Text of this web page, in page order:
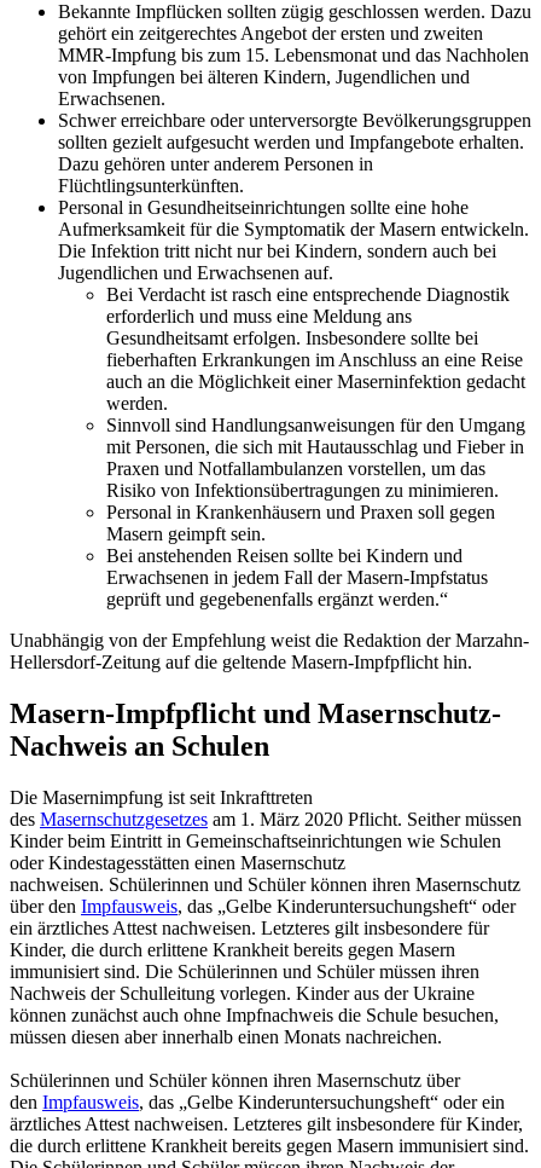
Bekannte Impflücken sollten zügig geschlossen werden. Dazu
gehört ein zeitgerechtes Angebot der ersten und zweiten
MMR-Impfung bis zum 15. Lebensmonat und das Nachholen
von Impfungen bei älteren Kindern, Jugendlichen und
Erwachsenen.
Schwer erreichbare oder unterversorgte Bevölkerungsgruppen
sollten gezielt aufgesucht werden und Impfangebote erhalten.
Dazu gehören unter anderem Personen in
Flüchtlingsunterkünften.
Personal in Gesundheitseinrichtungen sollte eine hohe
Aufmerksamkeit für die Symptomatik der Masern entwickeln.
Die Infektion tritt nicht nur bei Kindern, sondern auch bei
Jugendlichen und Erwachsenen auf.
Bei Verdacht ist rasch eine entsprechende Diagnostik
erforderlich und muss eine Meldung ans
Gesundheitsamt erfolgen. Insbesondere sollte bei
fieberhaften Erkrankungen im Anschluss an eine Reise
auch an die Möglichkeit einer Maserninfektion gedacht
werden.
Sinnvoll sind Handlungsanweisungen für den Umgang
mit Personen, die sich mit Hautausschlag und Fieber in
Praxen und Notfallambulanzen vorstellen, um das
Risiko von Infektionsübertragungen zu minimieren.
Personal in Krankenhäusern und Praxen soll gegen
Masern geimpft sein.
Bei anstehenden Reisen sollte bei Kindern und
Erwachsenen in jedem Fall der Masern-Impfstatus
geprüft und gegebenenfalls ergänzt werden.“
Unabhängig von der Empfehlung weist die Redaktion der Marzahn-
Hellersdorf-Zeitung auf die geltende Masern-Impfpflicht hin.
Masern-Impfpflicht und Masernschutz-
Nachweis an Schulen
Die Masernimpfung ist seit Inkrafttreten
des Masernschutzgesetzes am 1. März 2020 Pflicht. Seither müssen
Kinder beim Eintritt in Gemeinschaftseinrichtungen wie Schulen
oder Kindestagesstätten einen Masernschutz
nachweisen. Schülerinnen und Schüler können ihren Masernschutz
über den Impfausweis, das „Gelbe Kinderuntersuchungsheft“ oder
ein ärztliches Attest nachweisen. Letzteres gilt insbesondere für
Kinder, die durch erlittene Krankheit bereits gegen Masern
immunisiert sind. Die Schülerinnen und Schüler müssen ihren
Nachweis der Schulleitung vorlegen. Kinder aus der Ukraine
können zunächst auch ohne Impfnachweis die Schule besuchen,
müssen diesen aber innerhalb einen Monats nachreichen.
Schülerinnen und Schüler können ihren Masernschutz über
den Impfausweis, das „Gelbe Kinderuntersuchungsheft“ oder ein
ärztliches Attest nachweisen. Letzteres gilt insbesondere für Kinder,
die durch erlittene Krankheit bereits gegen Masern immunisiert sind.